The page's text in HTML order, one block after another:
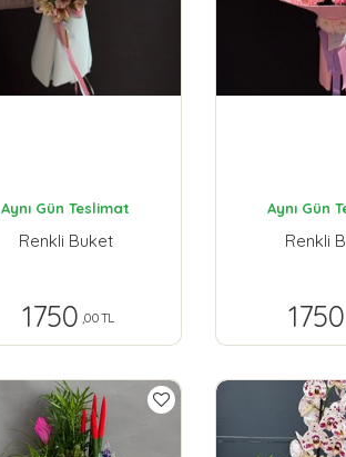
Aynı Gün Teslimat
Renkli Buket
1750 ,00 TL
Aynı Gün
Renkli
1750